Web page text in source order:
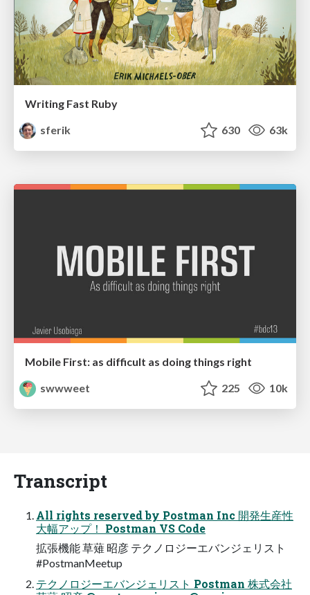
Writing Fast Ruby
sferik
630 63k
Mobile First: as difficult as doing things right
swwweet
225 10k
Transcript
All rights reserved by Postman Inc 開発生産性
大幅アップ！ Postman VS Code
拡張機能 草薙 昭彦 テクノロジーエバンジェリスト
#PostmanMeetup
テクノロジーエバンジェリスト Postman 株式会社